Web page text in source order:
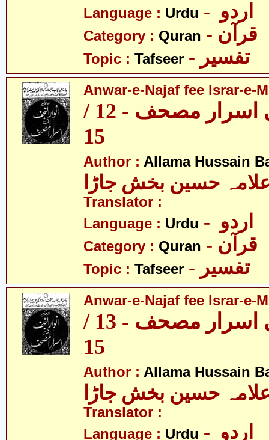
Language : Urdu
Category : Quran - قرآن
Topic : Tafseer - تفسیر
Anwar-e-Najaf fee Israr-e-
انوار نجف فی اسرار مصحف - 12 /
15
Author : Allama Hussain
حسین بخش جاڑا
Translator :
Language : Urdu
Category : Quran - قرآن
Topic : Tafseer - تفسیر
Anwar-e-Najaf fee Israr-e-
انوار نجف فی اسرار مصحف - 13 /
15
Author : Allama Hussain
حسین بخش جاڑا
Translator :
Language : Urdu